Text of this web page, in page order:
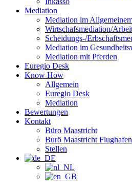
Mediation
Mediation im
Wirtschafsmediation/
Scheidungs-/
Mediation im
Mediation mit Pferden
Euregio Desk
Know How
Allgemein
Euregio Desk
Mediation
Bewertungen
Kontakt
Büro Maastricht
Burö Maastricht Flughafen
Stellen